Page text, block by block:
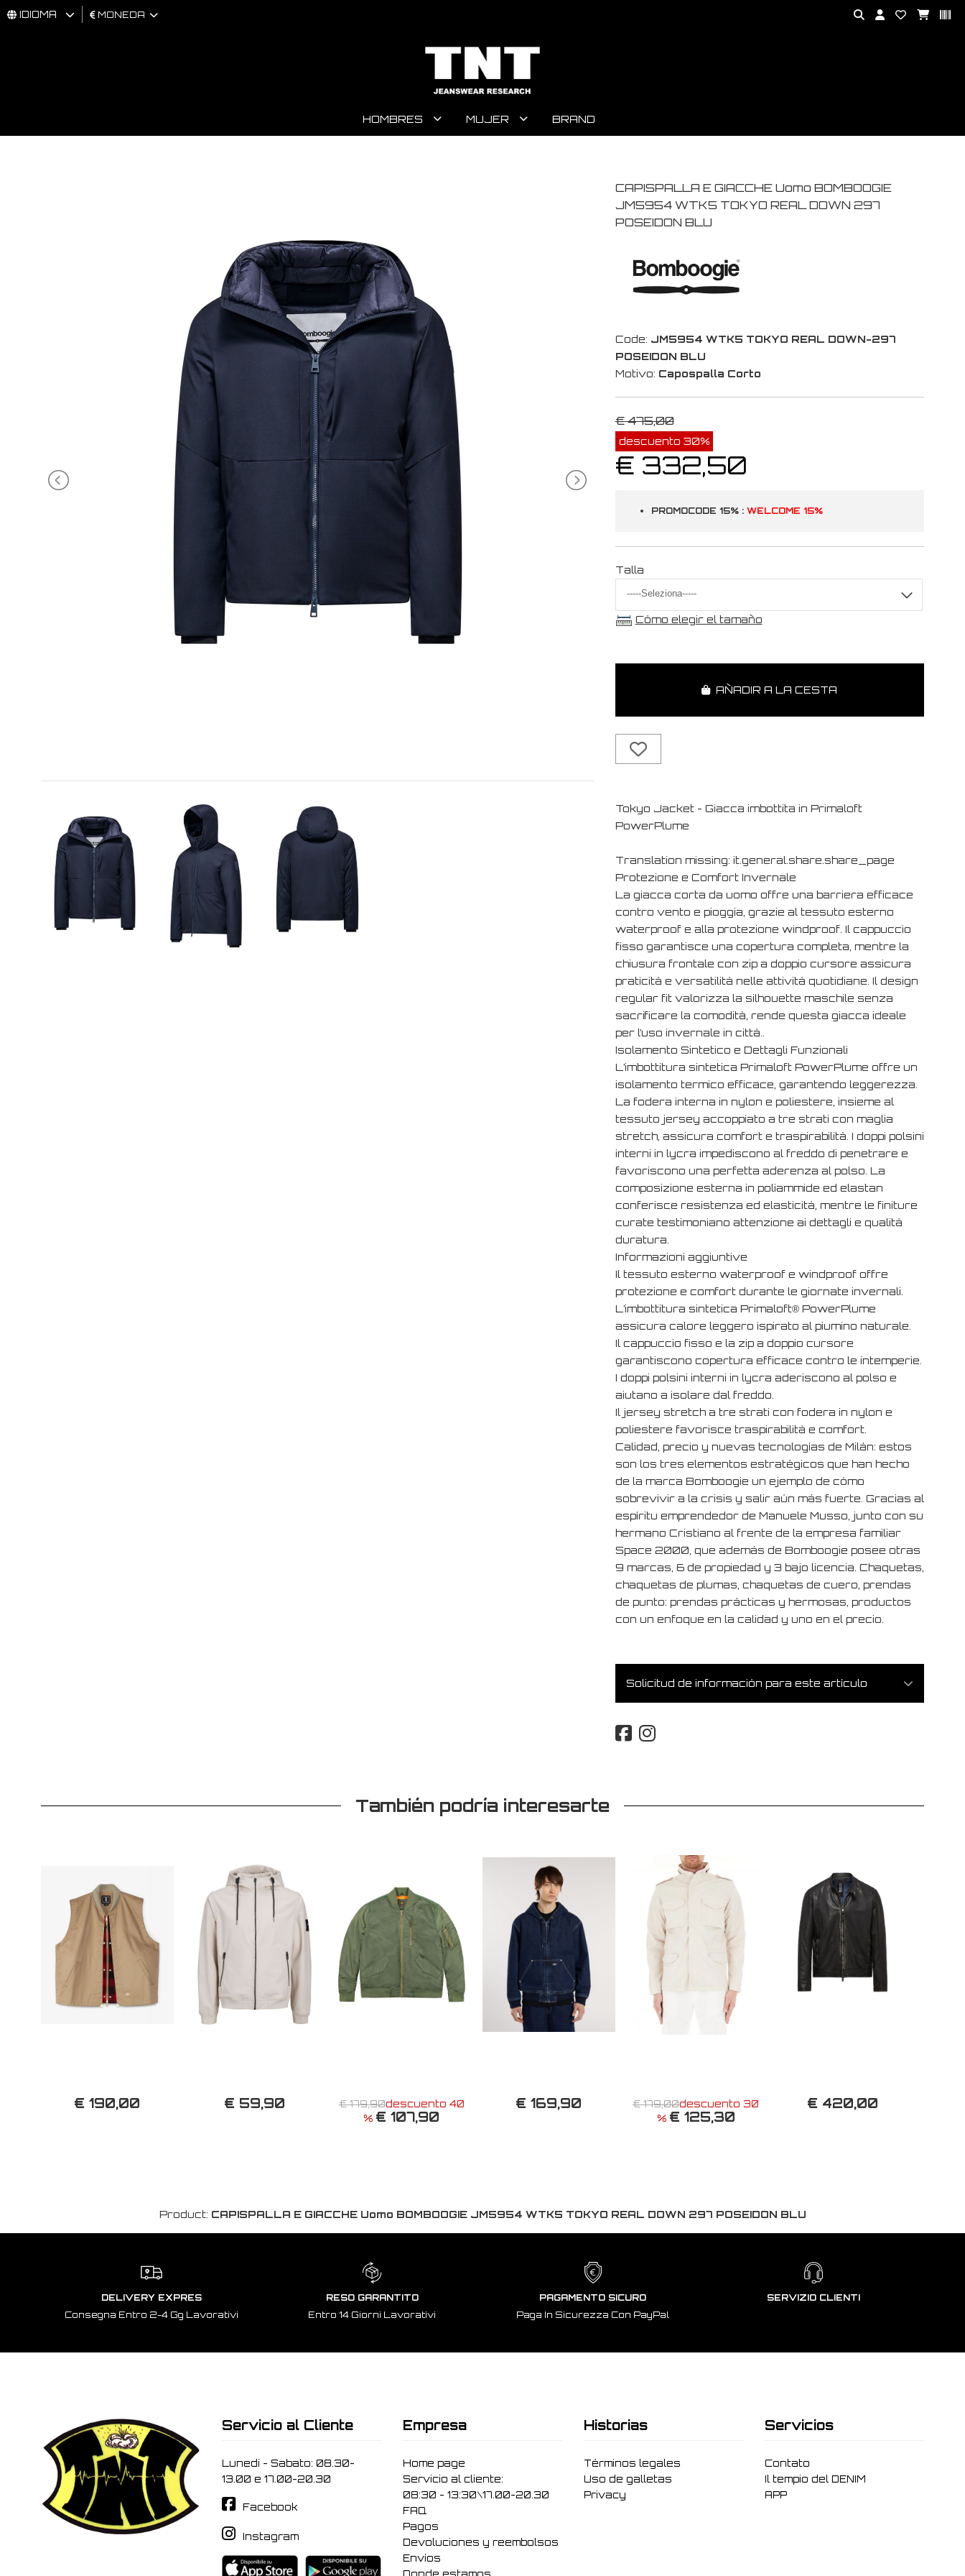
IDIOMA MONEDA
HOMBRES MUJER BRAND
CAPISPALLA E GIACCHE Uomo BOMBOOGIE
JM5954 WTK5 TOKYO REAL DOWN 297
POSEIDON BLU
Code: JM5954 WTK5 TOKYO REAL DOWN-297
POSEIDON BLU
Motivo: Capospalla Corto
€ 475,00
descuento 30%
€ 332,50
PROMOCODE 15% : WELCOME 15%
Talla
Cómo elegir el tamaño
AÑADIR A LA CESTA
Tokyo Jacket - Giacca imbottita in Primaloft
PowerPlume
Translation missing: it.general.share.share_page
Protezione e Comfort Invernale
La giacca corta da uomo offre una barriera efficace
contro vento e pioggia, grazie al tessuto esterno
waterproof e alla protezione windproof. Il cappuccio
fisso garantisce una copertura completa, mentre la
chiusura frontale con zip a doppio cursore assicura
praticità e versatilità nelle attività quotidiane. Il design
regular fit valorizza la silhouette maschile senza
sacrificare la comodità, rende questa giacca ideale
per l’uso invernale in città..
Isolamento Sintetico e Dettagli Funzionali
L’imbottitura sintetica Primaloft PowerPlume offre un
isolamento termico efficace, garantendo leggerezza.
La fodera interna in nylon e poliestere, insieme al
tessuto jersey accoppiato a tre strati con maglia
stretch, assicura comfort e traspirabilità. I doppi polsini
interni in lycra impediscono al freddo di penetrare e
favoriscono una perfetta aderenza al polso. La
composizione esterna in poliammide ed elastan
conferisce resistenza ed elasticità, mentre le finiture
curate testimoniano attenzione ai dettagli e qualità
duratura.
Informazioni aggiuntive
Il tessuto esterno waterproof e windproof offre
protezione e comfort durante le giornate invernali.
L’imbottitura sintetica Primaloft® PowerPlume
assicura calore leggero ispirato al piumino naturale.
Il cappuccio fisso e la zip a doppio cursore
garantiscono copertura efficace contro le intemperie.
I doppi polsini interni in lycra aderiscono al polso e
aiutano a isolare dal freddo.
Il jersey stretch a tre strati con fodera in nylon e
poliestere favorisce traspirabilità e comfort.
Calidad, precio y nuevas tecnologías de Milán: estos
son los tres elementos estratégicos que han hecho
de la marca Bomboogie un ejemplo de cómo
sobrevivir a la crisis y salir aún más fuerte. Gracias al
espíritu emprendedor de Manuele Musso, junto con su
hermano Cristiano al frente de la empresa familiar
Space 2000, que además de Bomboogie posee otras
9 marcas, 6 de propiedad y 3 bajo licencia. Chaquetas,
chaquetas de plumas, chaquetas de cuero, prendas
de punto: prendas prácticas y hermosas, productos
con un enfoque en la calidad y uno en el precio.
Solicitud de información para este artículo
También podría interesarte
€ 190,00 € 59,90 € 179,90descuento 40
% € 107,90
€ 169,90 € 179,00descuento 30
% € 125,30
€ 420,00
Product: CAPISPALLA E GIACCHE Uomo BOMBOOGIE JM5954 WTK5 TOKYO REAL DOWN 297 POSEIDON BLU
DELIVERY EXPRES
Consegna Entro 2-4 Gg Lavorativi
RESO GARANTITO
Entro 14 Giorni Lavorativi
PAGAMENTO SICURO
Paga In Sicurezza Con PayPal
SERVIZIO CLIENTI
Servicio al Cliente
Lunedi - Sabato: 08.30-
13.00 e 17.00-20.30
Facebook
Instagram
Empresa
Home page
Servicio al cliente:
08:30 - 13:30\17.00-20.30
FAQ
Pagos
Devoluciones y reembolsos
Envíos
Historias
Términos legales
Uso de galletas
Privacy
Servicios
Contato
Il tempio del DENIM
APP